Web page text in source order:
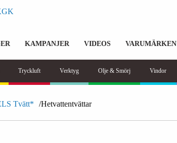
KAMPANJER VIDEOS VARUMÄRKEN
Tryckluft Verktyg Olje & Smörj Vindor
Tvätt* Hetvattentvättar